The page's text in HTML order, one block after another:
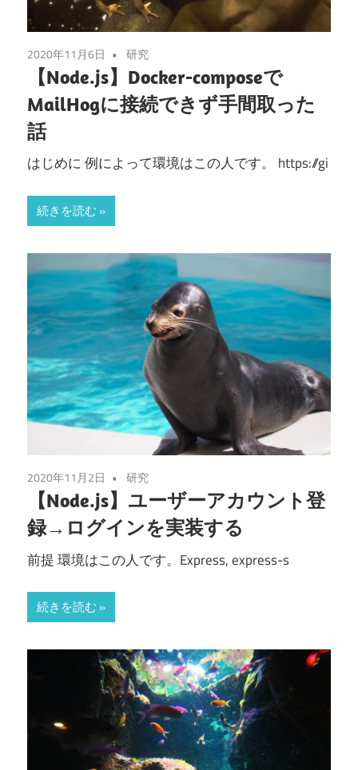
2020年11月6日 研究
【Node.js】Docker-composeで
MailHogに接続できず手間取った
話
はじめに 例によって環境はこの人です。 https://gi
続きを読む
2020年11月2日 研究
【Node.js】ユーザーアカウント登
録→ログインを実装する
前提 環境はこの人です。Express, express-s
続きを読む